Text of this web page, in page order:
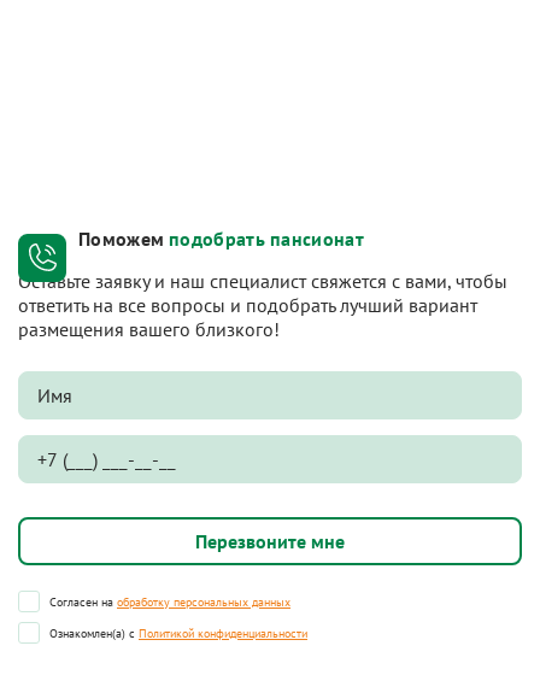
Поможем подобрать пансионат
Оставьте заявку и наш специалист свяжется с вами, чтобы
ответить на все вопросы и подобрать лучший вариант
размещения вашего близкого!
Согласен на обработку персональных данных
Ознакомлен(а) с Политикой конфиденциальности